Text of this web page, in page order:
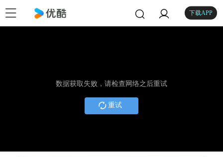
下载APP
数据获取失败，请检查网络之后重试
重试